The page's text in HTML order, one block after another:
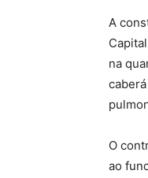
A
na
O
ao